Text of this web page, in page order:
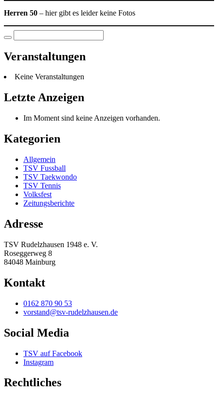
Herren 50 – hier gibt es leider keine Fotos
nach:
Veranstaltungen
Keine Veranstaltungen
Letzte Anzeigen
Im Moment sind keine Anzeigen vorhanden.
Kategorien
Allgemein
TSV Fussball
TSV Taekwondo
TSV Tennis
Volksfest
Zeitungsberichte
Adresse
TSV Rudelzhausen 1948 e. V.
Roseggerweg 8
84048 Mainburg
Kontakt
0162 870 90 53
vorstand@tsv-rudelzhausen.de
Social Media
TSV auf Facebook
Instagram
Rechtliches